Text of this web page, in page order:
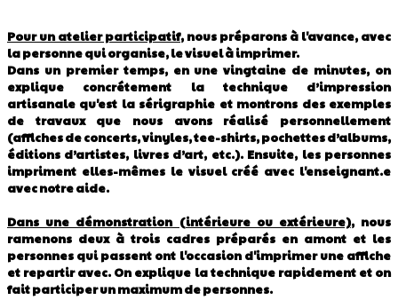
Pour un atelier participatif, nous préparons à l'avance, avec
la personne qui organise, le visuel à imprimer.
Dans un premier temps, en une vingtaine de minutes, on
explique concrétement la technique d’impression
artisanale qu'est la sérigraphie et montrons des exemples
de travaux que nous avons réalisé personnellement
(affiches de concerts, vinyles, tee-shirts, pochettes d’albums,
éditions d’artistes, livres d’art, etc.). Ensuite, les personnes
impriment elles-mêmes le visuel créé avec l'enseignant.e
avec notre aide.
Dans une démonstration (intérieure ou extérieure), nous
ramenons deux à trois cadres préparés en amont et les
personnes qui passent ont l'occasion d'imprimer une affiche
et repartir avec. On explique la technique rapidement et on
fait participer un maximum de personnes.